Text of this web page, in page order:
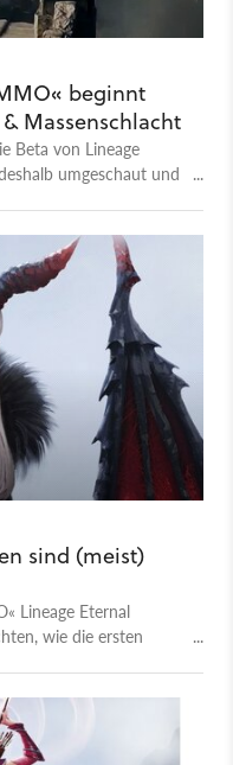
beginnt
Massenschlacht
Beta von Lineage
umgeschaut und
mit großen
sind (meist)
Lineage Eternal
wie die ersten